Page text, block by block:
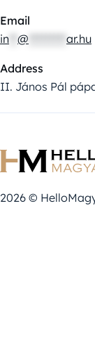
Email
in @ ar.hu
Address
II. János Pál
2026 ©